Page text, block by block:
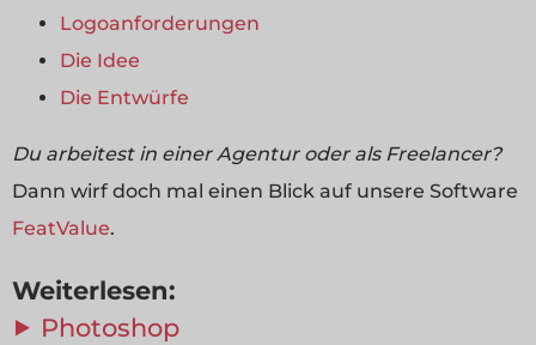
Logoanforderungen
Die Idee
Die Entwürfe
Du arbeitest in einer Agentur oder als Freelancer?
Dann wirf doch mal einen Blick auf unsere Software
FeatValue.
Weiterlesen:
⯈ Photoshop